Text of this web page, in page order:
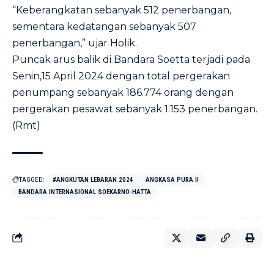
“Keberangkatan sebanyak 512 penerbangan,
sementara kedatangan sebanyak 507
penerbangan,” ujar Holik.
Puncak arus balik di Bandara Soetta terjadi pada
Senin,15 April 2024 dengan total pergerakan
penumpang sebanyak 186.774 orang dengan
pergerakan pesawat sebanyak 1.153 penerbangan.
(Rmt)
TAGGED: #ANGKUTAN LEBARAN 2024
ANGKASA PURA II
BANDARA INTERNASIONAL SOEKARNO-HATTA